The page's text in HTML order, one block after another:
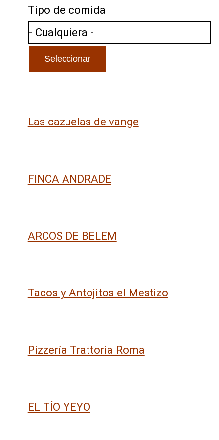
Tipo de comida
Las cazuelas de vange
FINCA ANDRADE
ARCOS DE BELEM
Tacos y Antojitos el Mestizo
Pizzería Trattoria Roma
EL TÍO YEYO